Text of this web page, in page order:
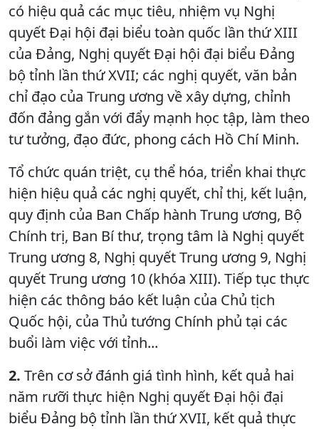
có hiệu quả các mục tiêu, nhiệm vụ Nghị
quyết Đại hội đại biểu toàn quốc lần thứ XIII
của Đảng, Nghị quyết Đại hội đại biểu Đảng
bộ tỉnh lần thứ XVII; các nghị quyết, văn bản
chỉ đạo của Trung ương về xây dựng, chỉnh
đốn đảng gắn với đẩy mạnh học tập, làm theo
tư tưởng, đạo đức, phong cách Hồ Chí Minh.
Tổ chức quán triệt, cụ thể hóa, triển khai thực
hiện hiệu quả các nghị quyết, chỉ thị, kết luận,
quy định của Ban Chấp hành Trung ương, Bộ
Chính trị, Ban Bí thư, trọng tâm là Nghị quyết
Trung ương 8, Nghị quyết Trung ương 9, Nghị
quyết Trung ương 10 (khóa XIII). Tiếp tục thực
hiện các thông báo kết luận của Chủ tịch
Quốc hội, của Thủ tướng Chính phủ tại các
buổi làm việc với tỉnh...
2. Trên cơ sở đánh giá tình hình, kết quả hai
năm rưỡi thực hiện Nghị quyết Đại hội đại
biểu Đảng bộ tỉnh lần thứ XVII, kết quả thực